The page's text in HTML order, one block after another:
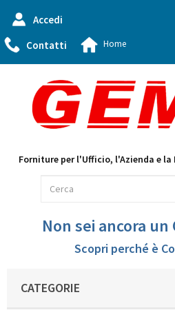
Accedi
Contatti
Home
Forniture per l'Ufficio, l'Azienda e
Non sei ancora un
Scopri perché è
CATEGORIE